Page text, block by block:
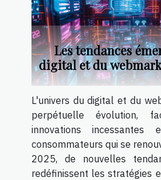
Les tendances
digital et du
L'univers du digital et du
perpétuelle évolution,
innovations
consommateurs qui se
2025, de nouvelles
redéfinissent les stratégies